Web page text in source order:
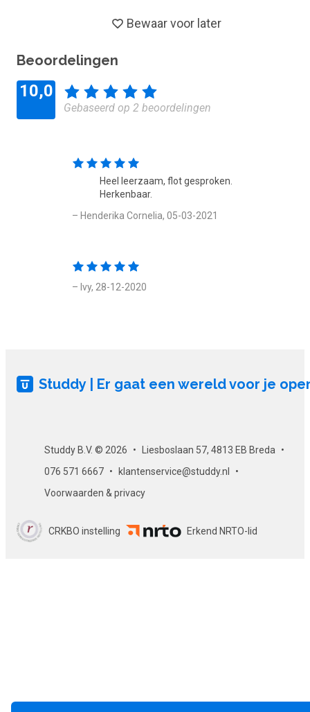
Bewaar voor later
Beoordelingen
10,0
Gebaseerd op 2 beoordelingen
Heel leerzaam, flot gesproken.
Herkenbaar.
– Henderika Cornelia, 05-03-2021
– Ivy, 28-12-2020
Studdy | Er gaat een wereld voor je
Studdy B.V. © 2026
Liesboslaan 57, 4813 EB Breda
076 571 6667
klantenservice@studdy.nl
Voorwaarden & privacy
CRKBO instelling Erkend NRTO-lid